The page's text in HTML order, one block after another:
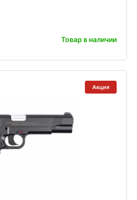
Товар в наличии
Акция